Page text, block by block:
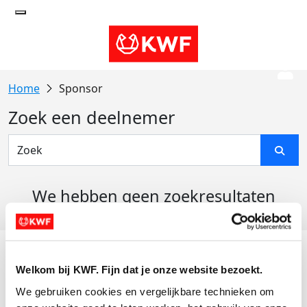
Welkom bij KWF. Fijn dat je onze website bezoekt.
We gebruiken cookies en vergelijkbare technieken om
Sponsor
Zoek een deelnemer
We hebben geen zoekresultaten
Actiematerialen
Evenementen